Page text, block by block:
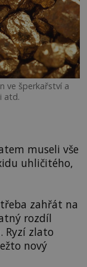
ve šperkařství a
atd.
museli vše
uhličitého,
zahřát na
rozdíl
Ryzí zlato
nový